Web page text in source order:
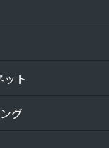
ット
グ